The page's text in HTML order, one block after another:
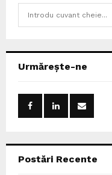
h
Urmărește-ne
Postări Recente